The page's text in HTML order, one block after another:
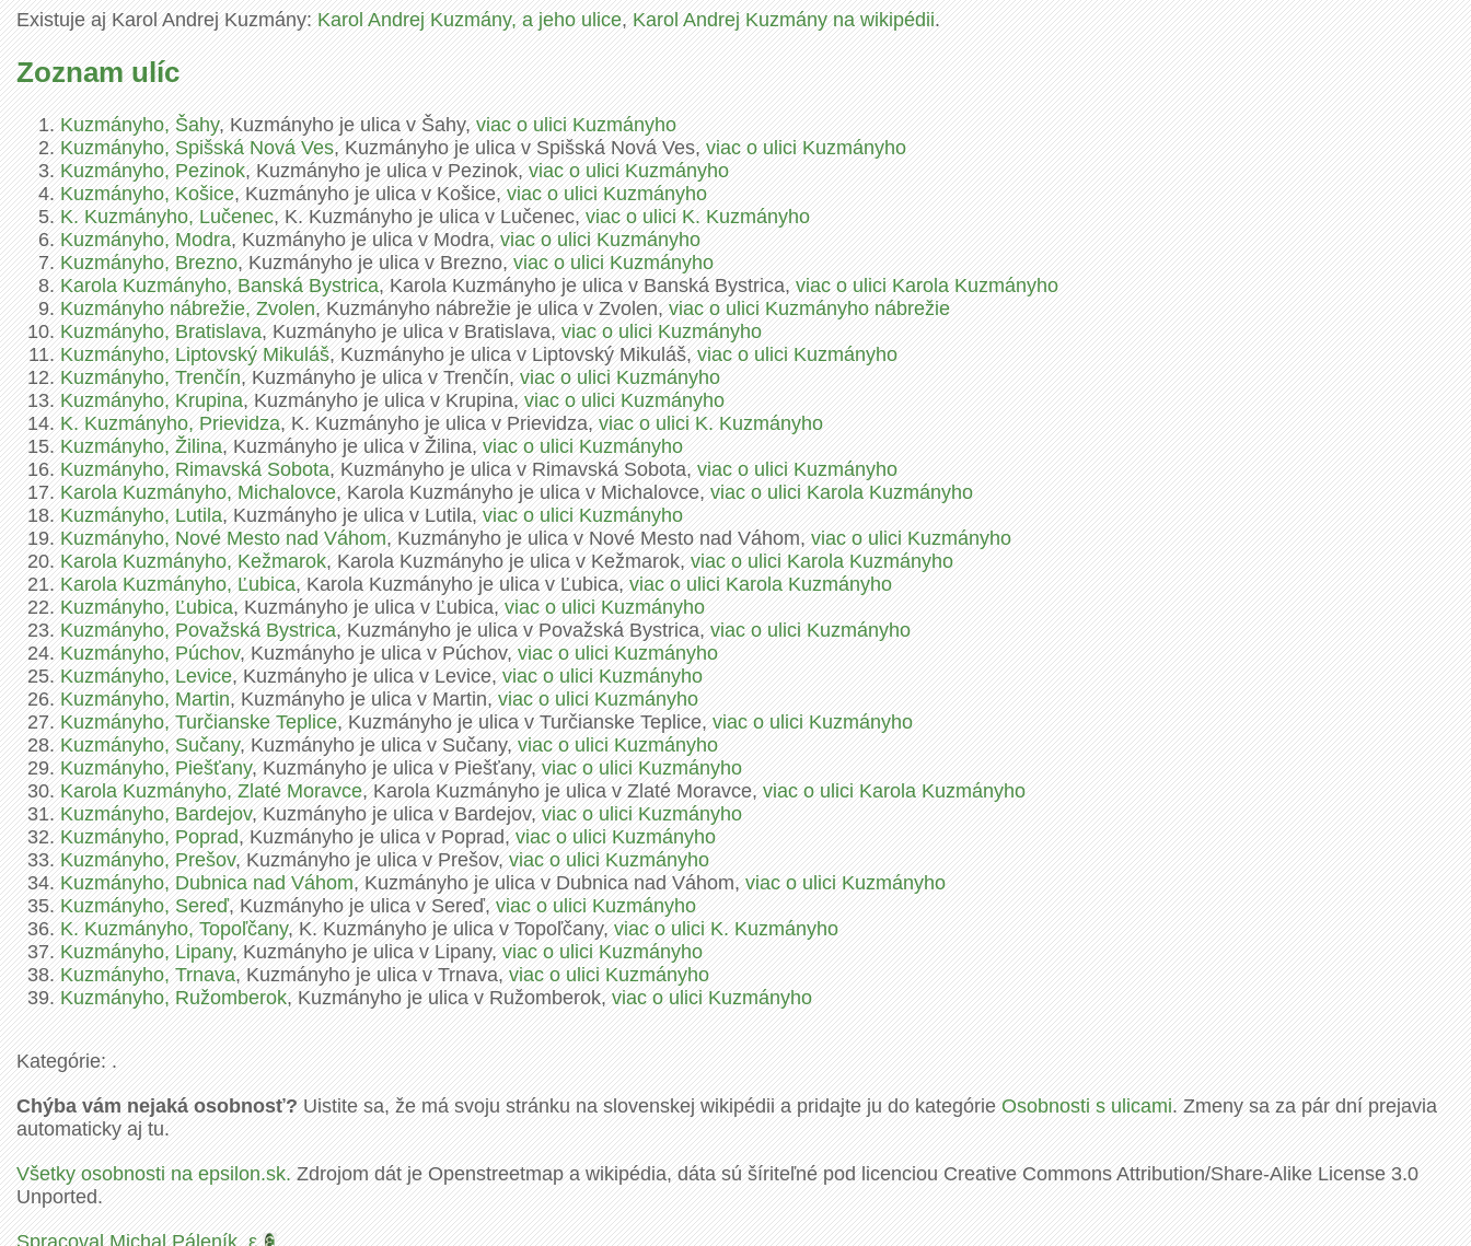
Existuje aj Karol Andrej Kuzmány:Karol Andrej Kuzmány, a jeho ulice,Karol Andrej Kuzmány na wikipédii.
Zoznam ulíc
Kuzmányho, Šahy, Kuzmányho je ulica v Šahy,viac o ulici Kuzmányho
Kuzmányho, Spišská Nová Ves, Kuzmányho je ulica v Spišská Nová Ves,viac o ulici Kuzmányho
Kuzmányho, Pezinok, Kuzmányho je ulica v Pezinok,viac o ulici Kuzmányho
Kuzmányho, Košice, Kuzmányho je ulica v Košice,viac o ulici Kuzmányho
K. Kuzmányho, Lučenec, K. Kuzmányho je ulica v Lučenec,viac o ulici K. Kuzmányho
Kuzmányho, Modra, Kuzmányho je ulica v Modra,viac o ulici Kuzmányho
Kuzmányho, Brezno, Kuzmányho je ulica v Brezno,viac o ulici Kuzmányho
Karola Kuzmányho, Banská Bystrica, Karola Kuzmányho je ulica v Banská Bystrica,viac o ulici Karola Kuzmányho
Kuzmányho nábrežie, Zvolen, Kuzmányho nábrežie je ulica v Zvolen,viac o ulici Kuzmányho nábrežie
Kuzmányho, Bratislava, Kuzmányho je ulica v Bratislava,viac o ulici Kuzmányho
Kuzmányho, Liptovský Mikuláš, Kuzmányho je ulica v Liptovský Mikuláš,viac o ulici Kuzmányho
Kuzmányho, Trenčín, Kuzmányho je ulica v Trenčín,viac o ulici Kuzmányho
Kuzmányho, Krupina, Kuzmányho je ulica v Krupina,viac o ulici Kuzmányho
K. Kuzmányho, Prievidza, K. Kuzmányho je ulica v Prievidza,viac o ulici K. Kuzmányho
Kuzmányho, Žilina, Kuzmányho je ulica v Žilina,viac o ulici Kuzmányho
Kuzmányho, Rimavská Sobota, Kuzmányho je ulica v Rimavská Sobota,viac o ulici Kuzmányho
Karola Kuzmányho, Michalovce, Karola Kuzmányho je ulica v Michalovce,viac o ulici Karola Kuzmányho
Kuzmányho, Lutila, Kuzmányho je ulica v Lutila,viac o ulici Kuzmányho
Kuzmányho, Nové Mesto nad Váhom, Kuzmányho je ulica v Nové Mesto nad Váhom,viac o ulici Kuzmányho
Karola Kuzmányho, Kežmarok, Karola Kuzmányho je ulica v Kežmarok,viac o ulici Karola Kuzmányho
Karola Kuzmányho, Ľubica, Karola Kuzmányho je ulica v Ľubica,viac o ulici Karola Kuzmányho
Kuzmányho, Ľubica, Kuzmányho je ulica v Ľubica,viac o ulici Kuzmányho
Kuzmányho, Považská Bystrica, Kuzmányho je ulica v Považská Bystrica,viac o ulici Kuzmányho
Kuzmányho, Púchov, Kuzmányho je ulica v Púchov,viac o ulici Kuzmányho
Kuzmányho, Levice, Kuzmányho je ulica v Levice,viac o ulici Kuzmányho
Kuzmányho, Martin, Kuzmányho je ulica v Martin,viac o ulici Kuzmányho
Kuzmányho, Turčianske Teplice, Kuzmányho je ulica v Turčianske Teplice,viac o ulici Kuzmányho
Kuzmányho, Sučany, Kuzmányho je ulica v Sučany,viac o ulici Kuzmányho
Kuzmányho, Piešťany, Kuzmányho je ulica v Piešťany,viac o ulici Kuzmányho
Karola Kuzmányho, Zlaté Moravce, Karola Kuzmányho je ulica v Zlaté Moravce,viac o ulici Karola Kuzmányho
Kuzmányho, Bardejov, Kuzmányho je ulica v Bardejov,viac o ulici Kuzmányho
Kuzmányho, Poprad, Kuzmányho je ulica v Poprad,viac o ulici Kuzmányho
Kuzmányho, Prešov, Kuzmányho je ulica v Prešov,viac o ulici Kuzmányho
Kuzmányho, Dubnica nad Váhom, Kuzmányho je ulica v Dubnica nad Váhom,viac o ulici Kuzmányho
Kuzmányho, Sereď, Kuzmányho je ulica v Sereď,viac o ulici Kuzmányho
K. Kuzmányho, Topoľčany, K. Kuzmányho je ulica v Topoľčany,viac o ulici K. Kuzmányho
Kuzmányho, Lipany, Kuzmányho je ulica v Lipany,viac o ulici Kuzmányho
Kuzmányho, Trnava, Kuzmányho je ulica v Trnava,viac o ulici Kuzmányho
Kuzmányho, Ružomberok, Kuzmányho je ulica v Ružomberok,viac o ulici Kuzmányho
Kategórie: .
Chýba vám nejaká osobnosť?Uistite sa, že má svoju stránku na slovenskej wikipédii a pridajte ju do kategórieOsobnosti s ulicami. Zmeny sa za pár dní prejavia
automaticky aj tu.
Všetky osobnosti na epsilon.sk.Zdrojom dát je Openstreetmap a wikipédia, dáta sú šíriteľné pod licenciou Creative Commons Attribution/Share-Alike License 3.0
Unported.